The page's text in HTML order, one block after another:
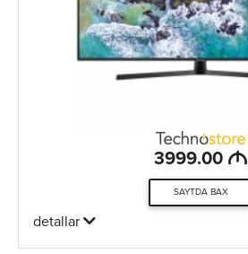
3999.00 M
SAYTDA BAX
detallar